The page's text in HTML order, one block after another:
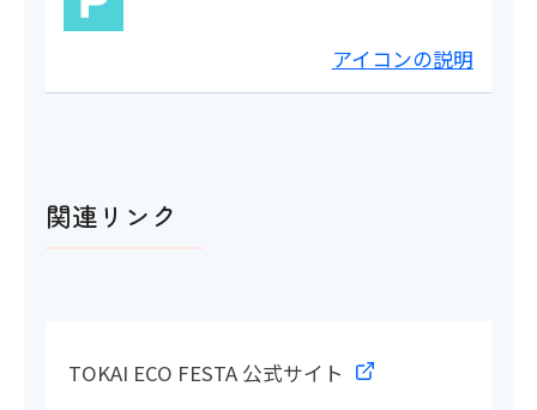
アイコンの説明
関連リンク
TOKAI ECO FESTA 公式サイト